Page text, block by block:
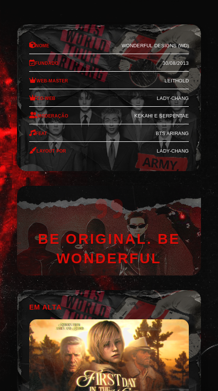
Nome Wonderful Designs (WD)
Fundado 30/08/2013
Web-Master Leithold
Co-Web Lady-Chang
Moderação Kekahi e Serpentae
Feat BTS Arirang
Layout por Lady-Chang
BE ORIGINAL. BE
WONDERFUL
EM ALTA